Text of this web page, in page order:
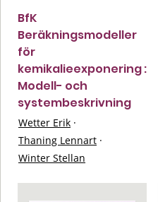
BfK
Beräkningsmodeller
för
kemikalieexponering :
Modell- och
systembeskrivning
Wetter Erik ·
Thaning Lennart ·
Winter Stellan